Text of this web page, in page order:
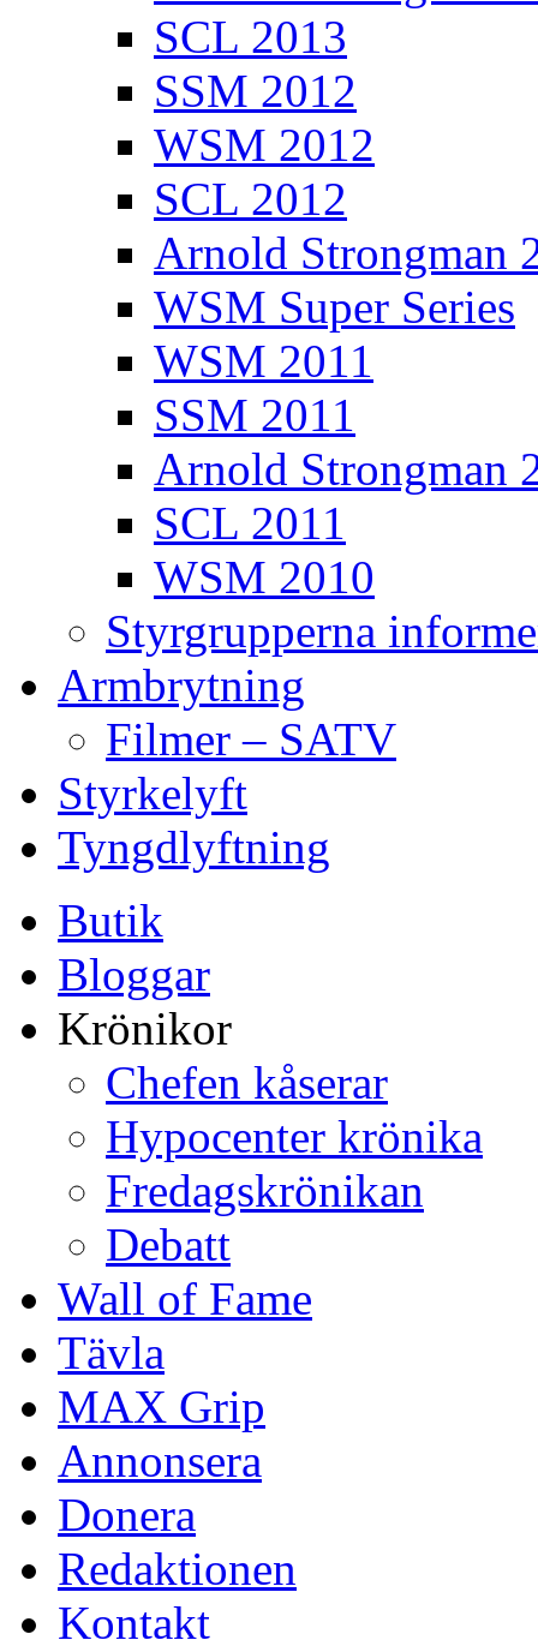
SCL 2013
SSM 2012
WSM 2012
SCL 2012
Arnold Strongman
WSM Super Series
WSM 2011
SSM 2011
Arnold Strongman
SCL 2011
WSM 2010
Styrgrupperna
Armbrytning
Filmer – SATV
Styrkelyft
Tyngdlyftning
Butik
Bloggar
Krönikor
Chefen kåserar
Hypocenter krönika
Fredagskrönikan
Debatt
Wall of Fame
Tävla
MAX Grip
Annonsera
Donera
Redaktionen
Kontakt